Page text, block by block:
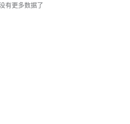
有更多数据了